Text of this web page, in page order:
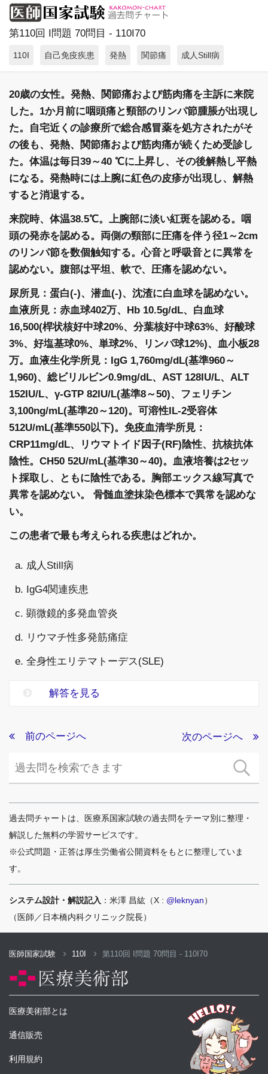
第110回 I問題 70問目 - 110I70
110I 自己免疫疾患 発熱 関節痛 成人Still病
20歳の女性。発熱、関節痛および筋肉痛を主訴に来院
した。1か月前に咽頭痛と頸部のリンパ節腫脹が出現し
た。自宅近くの診療所で総合感冒薬を処方されたがそ
の後も、発熱、関節痛および筋肉痛が続くため受診し
た。体温は毎日39～40 ℃に上昇し、その後解熱し平熱
になる。発熱時には上腕に紅色の皮疹が出現し、解熱
すると消退する。
来院時、体温38.5℃。上腕部に淡い紅斑を認める。咽
頭の発赤を認める。両側の頸部に圧痛を伴う径1～2cm
のリンパ節を数個触知する。心音と呼吸音とに異常を
認めない。腹部は平坦、軟で、圧痛を認めない。
尿所見：蛋白(-)、潜血(-)、沈渣に白血球を認めない。
血液所見：赤血球402万、Hb 10.5g/dL、白血球
16,500(桿状核好中球20%、分葉核好中球63%、好酸球
3%、好塩基球0%、単球2%、リンパ球12%)、血小板28
万。血液生化学所見：IgG 1,760mg/dL(基準960～
1,960)、総ビリルビン0.9mg/dL、AST 128IU/L、ALT
152IU/L、γ-GTP 82IU/L(基準8～50)、フェリチン
3,100ng/mL(基準20～120)。可溶性IL-2受容体
512U/mL(基準550以下)。免疫血清学所見：
CRP11mg/dL、リウマトイド因子(RF)陰性、抗核抗体
陰性。CH50 52U/mL(基準30～40)。血液培養は2セッ
ト採取し、ともに陰性である。胸部エックス線写真で
異常を認めない。 骨髄血塗抹染色標本で異常を認めな
い。
この患者で最も考えられる疾患はどれか。
a. 成人Still病
b. IgG4関連疾患
c. 顕微鏡的多発血管炎
d. リウマチ性多発筋痛症
e. 全身性エリテマトーデス(SLE)
解答を見る
前のページへ 次のページへ
過去問チャートは、医療系国家試験の過去問をテーマ別に整理・
解説した無料の学習サービスです。
※公式問題・正答は厚生労働省公開資料をもとに整理していま
す。
システム設計・解説記入 ：米澤 昌紘（X : @leknyan）
（医師／日本橋内科クリニック院長）
医師国家試験 110I 第110回 I問題 70問目 - 110I70
医療美術部とは
通信販売
利用規約